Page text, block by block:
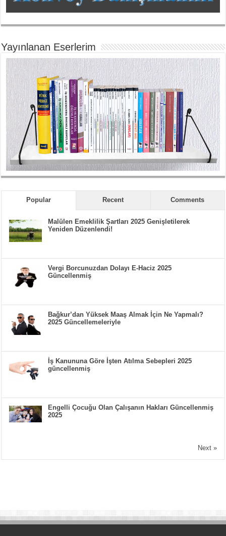
Yayınlanan Eserlerim
Popular Recent Comments
Malülen Emeklilik Şartları 2025 Genişletilerek
Yeniden Düzenlendi!
Vergi Borcunuzdan Dolayı E-Haciz 2025
Güncellenmiş
Bağkur’dan Yüksek Maaş Almak İçin Ne Yapmalı?
2025 Güncellemeleriyle
İş Kanununa Göre İşten Atılma Sebepleri 2025
güncellenmiş
Engelli Çocuğu Olan Çalışanın Hakları Güncellenmiş
2025
Next »